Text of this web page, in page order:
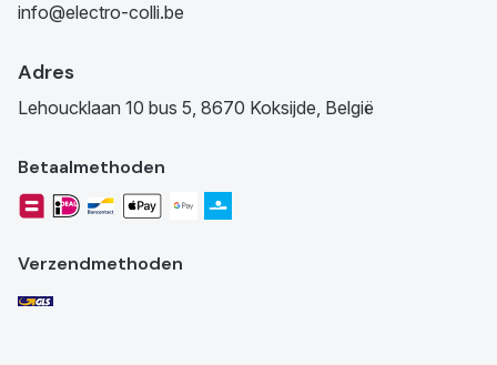
info@electro-colli.be
Adres
Lehoucklaan 10 bus 5, 8670 Koksijde, België
Betaalmethoden
Verzendmethoden